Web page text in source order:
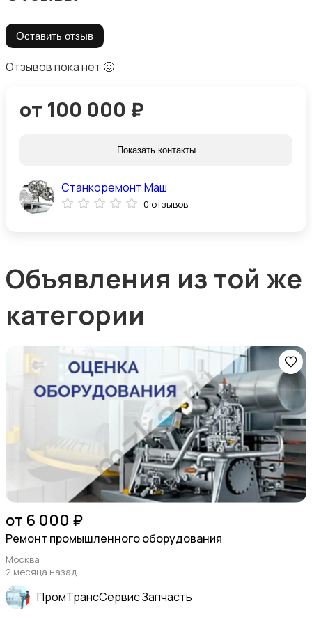
Оставить отзыв
Отзывов пока нет 🥴
от 100 000 ₽
Показать контакты
Станкоремонт Маш
0 отзывов
Объявления из той же
категории
от 6 000 ₽
Ремонт промышленного оборудования
Москва
2 месяца назад
ПромТрансСервис Запчасть